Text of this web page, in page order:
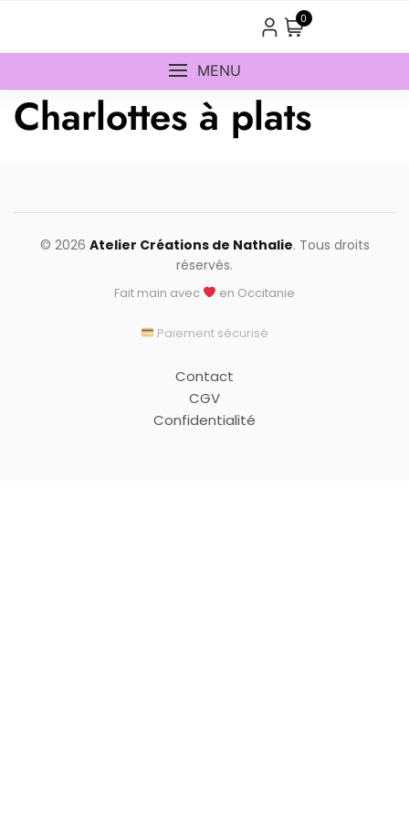
content
0
MENU
Charlottes à plats
© 2026 Atelier Créations de Nathalie. Tous droits
réservés.
Fait main avec en Occitanie
Paiement sécurisé
Contact
CGV
Confidentialité